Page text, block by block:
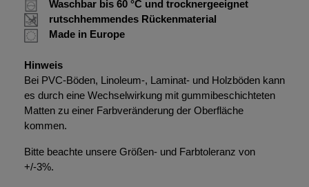
Waschbar bis 60 °C und trocknergeeignet
rutschhemmendes Rückenmaterial
Made in Europe
Hinweis
Bei PVC-Böden, Linoleum-, Laminat- und Holzböden kann
es durch eine Wechselwirkung mit gummibeschichteten
Matten zu einer Farbveränderung der Oberfläche
kommen.
Bitte beachte unsere Größen- und Farbtoleranz von
+/-3%.